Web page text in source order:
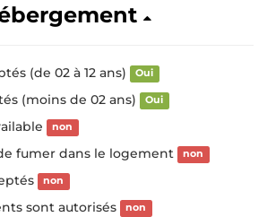
(de 02 à 12 ans) Oui
(moins de 02 ans) Oui
non
fumer dans le logement non
non
sont autorisés non